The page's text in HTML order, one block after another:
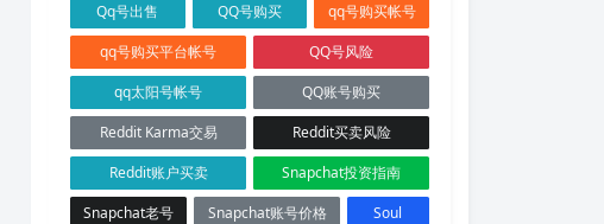
Qq号出售
QQ号购买
qq号购买帐号
qq号购买平台帐号
QQ号风险
qq太阳号帐号
QQ账号购买
Reddit Karma交易
Reddit买卖风险
Reddit账户买卖
Snapchat投资指南
Snapchat老号
Snapchat账号价格
Soul